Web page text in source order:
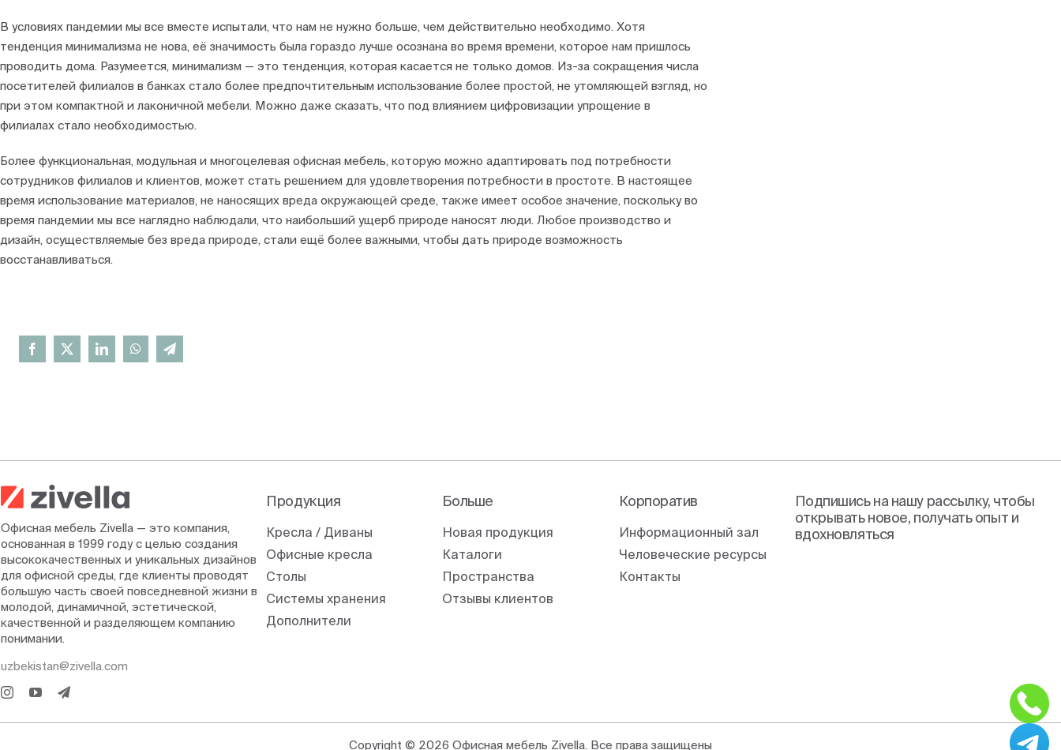
В условиях пандемии мы все вместе испытали, что нам не нужно больше, чем действительно необходимо. Хотя
тенденция минимализма не нова, её значимость была гораздо лучше осознана во время времени, которое нам пришлось
проводить дома. Разумеется, минимализм — это тенденция, которая касается не только домов. Из-за сокращения числа
посетителей филиалов в банках стало более предпочтительным использование более простой, не утомляющей взгляд, но
при этом компактной и лаконичной мебели. Можно даже сказать, что под влиянием цифровизации упрощение в
филиалах стало необходимостью.
Более функциональная, модульная и многоцелевая офисная мебель, которую можно адаптировать под потребности
сотрудников филиалов и клиентов, может стать решением для удовлетворения потребности в простоте. В настоящее
время использование материалов, не наносящих вреда окружающей среде, также имеет особое значение, поскольку во
время пандемии мы все наглядно наблюдали, что наибольший ущерб природе наносят люди. Любое производство и
дизайн, осуществляемые без вреда природе, стали ещё более важными, чтобы дать природе возможность
восстанавливаться.
Офисная мебель Zivella — это компания,
основанная в 1999 году с целью создания
высококачественных и уникальных дизайнов
для офисной среды, где клиенты проводят
большую часть своей повседневной жизни в
молодой, динамичной, эстетической,
качественной и разделяющем компанию
понимании.
uzbekistan@zivella.com
Продукция
Кресла / Диваны
Офисные кресла
Столы
Системы хранения
Дополнители
Больше
Новая продукция
Каталоги
Пространства
Отзывы клиентов
Корпоратив
Информационный зал
Человеческие ресурсы
Контакты
Подпишись на нашу рассылку, чтобы
открывать новое, получать опыт и
вдохновляться
Copyright © 2026 Офисная мебель Zivella. Все права защищены